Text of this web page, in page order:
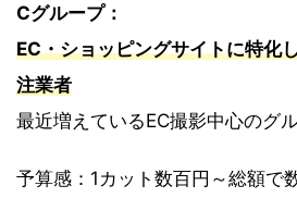
Cグループ：
EC・ショッピングサイトに特化
注業者
最近増えているEC撮影中心のグル
予算感：1カット数百円～総額で